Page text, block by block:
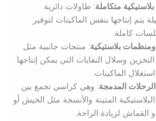
متكاملة: طاولات دائرية
يتم إنتاجها بنفس الماكينات لتوفير
كاملة.
بلاستيكية: منتجات جانبية مثل
وسلال النفايات التي يمكن إنتاجها
الماكينات.
المدمجة: وهي كراسي تجمع بين
المتينة والأنسجة مثل الخيش أو
القماش لزيادة الراحة.